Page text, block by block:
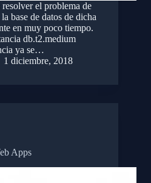
el problema de
base de datos de dicha
en muy poco tiempo.
db.t2.medium
ya se…
1 diciembre, 2018
Apps